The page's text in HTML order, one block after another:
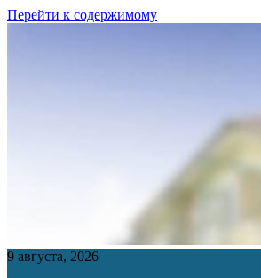
Перейти к содержимому
9 августа, 2026